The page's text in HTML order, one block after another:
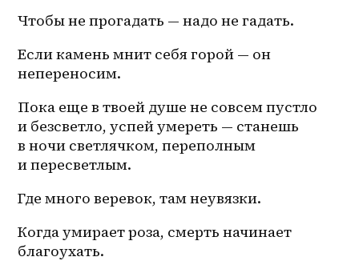
Чтобы не прогадать — надо не гадать.
Если камень мнит себя горой — он
непереносим.
Пока еще в твоей душе не совсем пустло
и безсветло, успей умереть — станешь
в ночи светлячком, переполным
и пересветлым.
Где много веревок, там неувязки.
Когда умирает роза, смерть начинает
благоухать.